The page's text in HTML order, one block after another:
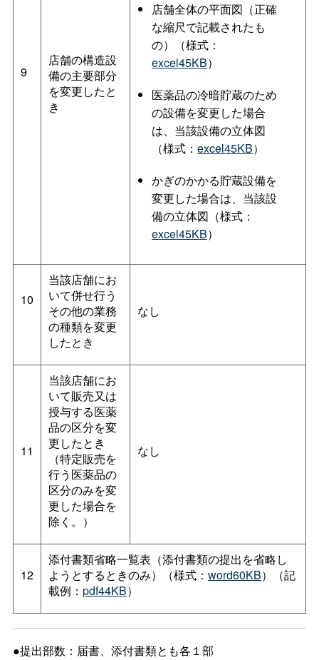
9
店舗の構造設
備の主要部分
を変更したと
き
店舗全体の平面図（正確
な縮尺で記載されたも
の）（様式：
excel45KB）
医薬品の冷暗貯蔵のため
の設備を変更した場合
は、当該設備の立体図
（様式： excel45KB）
かぎのかかる貯蔵設備を
変更した場合は、当該設
備の立体図（様式：
excel45KB）
10
当該店舗にお
いて併せ行う
その他の業務
の種類を変更
したとき
なし
11
当該店舗にお
いて販売又は
授与する医薬
品の区分を変
更したとき
（特定販売を
行う医薬品の
区分のみを変
更した場合を
除く。）
なし
12
添付書類省略一覧表（添付書類の提出を省略し
ようとするときのみ）（様式： word60KB）（記
載例： pdf44KB）
●提出部数：届書、添付書類とも各１部